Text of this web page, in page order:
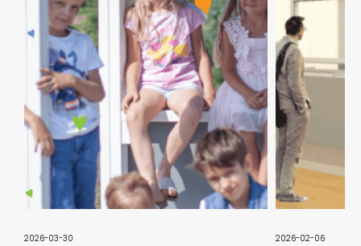
2026-03-30 2026-02-06